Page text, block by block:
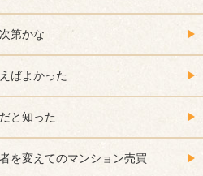
第かな
ばよかった
と知った
を変えてのマンション売買